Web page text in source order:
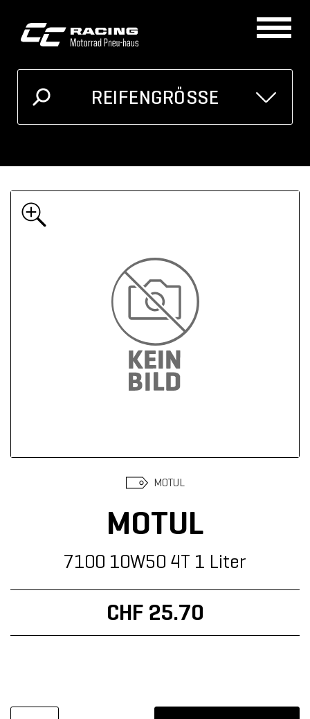
REIFENGRÖSSE
Oder unten auswählen
Höhe Zoll
Suchen
MOTUL
MOTUL
7100 10W50 4T 1 Liter
CHF 25.70